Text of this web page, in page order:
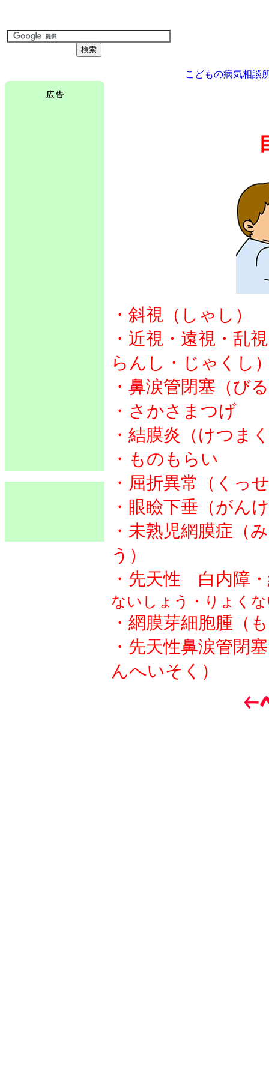
こどもの病気相談
広 告
・斜視（しゃし）
・近視・遠視・乱
らんし・じゃくし
・鼻涙管閉塞（び
・さかさまつげ
・結膜炎（けつま
・ものもらい
・屈折異常（くっ
・眼瞼下垂（がん
・未熟児網膜症（
う）
・先天性 白内障
ないしょう・りょく
・網膜芽細胞腫（
・先天性鼻涙管閉
んへいそく）